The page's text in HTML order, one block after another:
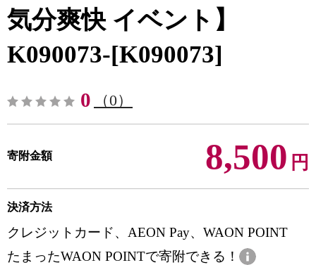
気分爽快 イベント】
K090073-[K090073]
0 （0）
寄附金額 8,500 円
決済方法
クレジットカード、AEON Pay、WAON POINT
たまったWAON POINTで寄附できる！